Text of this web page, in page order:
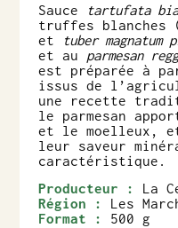
Sauce
tartufata
truffes blanches
et
tuber magnatum
et au parmesan
est préparée à
issus de
une recette
le parmesan
et le moelleux,
leur saveur
caractéristique.
Producteur :
La
Région :
Les
Format :
500 g